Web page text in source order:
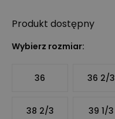
Produkt dostępny
Wybierz rozmiar:
36 36 2/3
38 2/3 39 1/3